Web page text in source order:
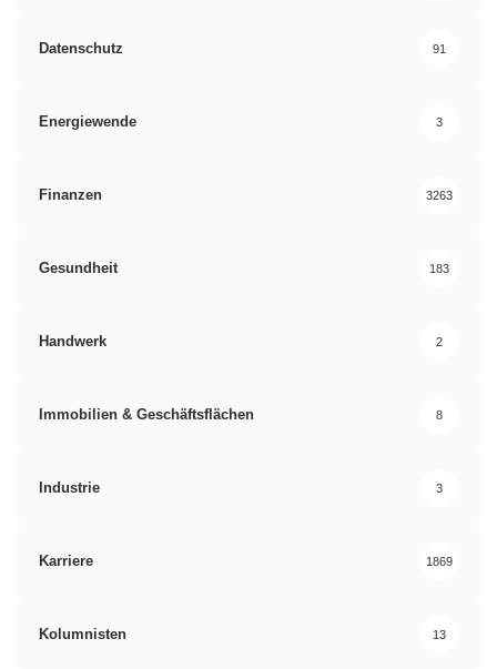
Datenschutz 91
Energiewende 3
Finanzen 3263
Gesundheit 183
Handwerk 2
Immobilien & Geschäftsflächen 8
Industrie 3
Karriere 1869
Kolumnisten 13